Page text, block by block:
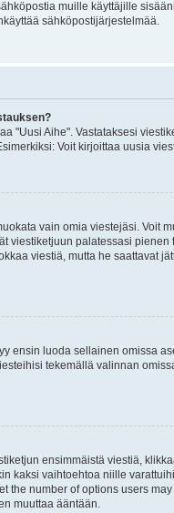
muille käyttäjille
sähköpostijärjestelmää.
"Uusi Aihe". Vastataksesi
Voit kirjoittaa uusia
vain omia viestejäsi. Voit
viestiketjuun palatessasi
viestiä, mutta he saattavat
ensin luoda sellainen omissa
tekemällä valinnan
ensimmäistä viestiä,
kaksi vaihtoehtoa niille
the number of options users
muuttaa ääntään.